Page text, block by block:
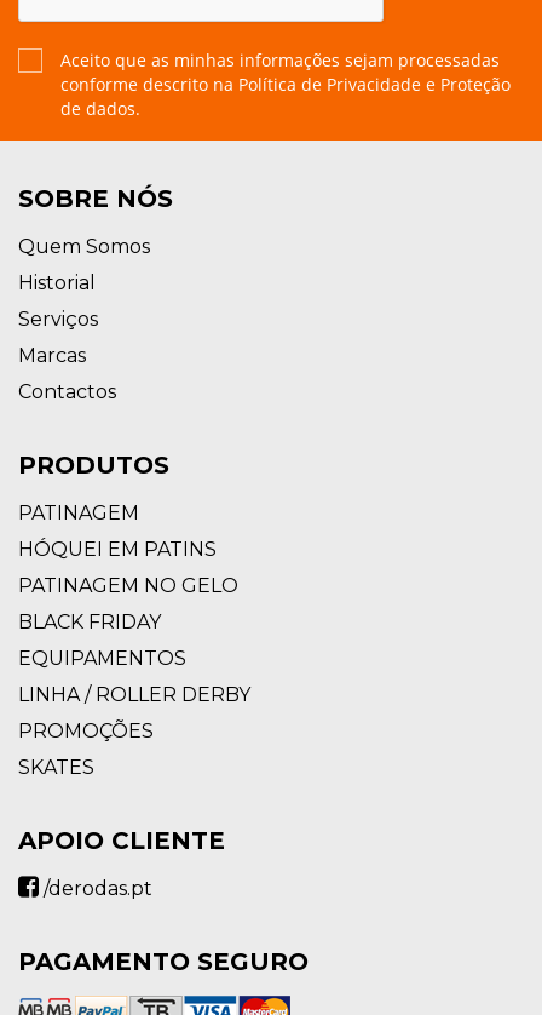
Aceito que as minhas informações sejam processadas
conforme descrito na Política de Privacidade e Proteção
de dados.
SOBRE NÓS
Quem Somos
Historial
Serviços
Marcas
Contactos
PRODUTOS
PATINAGEM
HÓQUEI EM PATINS
PATINAGEM NO GELO
BLACK FRIDAY
EQUIPAMENTOS
LINHA / ROLLER DERBY
PROMOÇÕES
SKATES
APOIO CLIENTE
/derodas.pt
PAGAMENTO SEGURO